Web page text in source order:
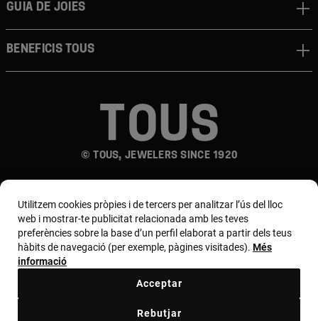
© TOUS, JEWELERS SINCE 1920
Guia de joies
Beneficis TOUS
País i moneda:
Euro
Utilitzem cookies pròpies i de tercers per analitzar l’ús del lloc
web i mostrar-te publicitat relacionada amb les teves
preferències sobre la base d’un perfil elaborat a partir dels teus
hàbits de navegació (per exemple, pàgines visitades). Més
informació
Rebutjar
Acceptar